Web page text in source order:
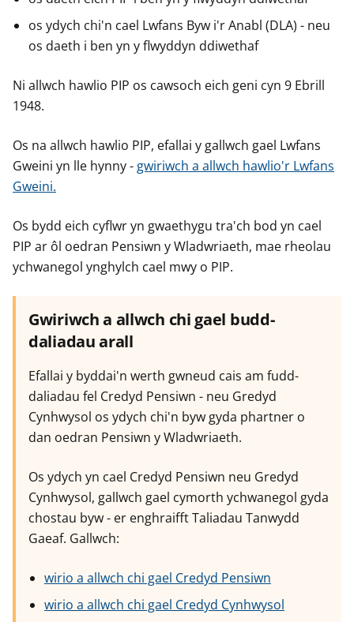
a
r
g
f
a
r
g
f
a
r
g
f
os ydych chi'n cael Lwfans Byw i'r Anabl (DLA) - neu
os daeth i ben yn y flwyddyn ddiwethaf
Ni allwch hawlio PIP os cawsoch eich geni cyn 9 Ebrill
1948.
Os na allwch hawlio PIP, efallai y gallwch gael Lwfans
Gweini yn lle hynny - gwiriwch a allwch hawlio'r Lwfans
Gweini.
Os bydd eich cyflwr yn gwaethygu tra'ch bod yn cael
PIP ar ôl oedran Pensiwn y Wladwriaeth, mae rheolau
ychwanegol ynghylch cael mwy o PIP.
Gwiriwch a allwch chi gael budd-
daliadau arall
Efallai y byddai'n werth gwneud cais am fudd-
daliadau fel Credyd Pensiwn - neu Gredyd
Cynhwysol os ydych chi'n byw gyda phartner o
dan oedran Pensiwn y Wladwriaeth.
Os ydych yn cael Credyd Pensiwn neu Gredyd
Cynhwysol, gallwch gael cymorth ychwanegol gyda
chostau byw - er enghraifft Taliadau Tanwydd
Gaeaf. Gallwch:
wirio a allwch chi gael Credyd Pensiwn
wirio a allwch chi gael Credyd Cynhwysol